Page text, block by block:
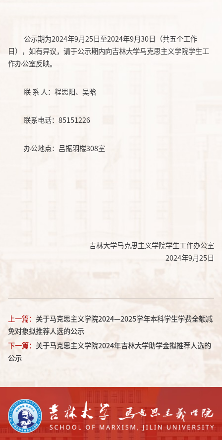
公示期为2024年9月25日至2024年9月30日（共五个工作
日），如有异议，请于公示期内向吉林大学马克思主义学院学生工
作办公室反映。
联系 人：程思阳、吴晗
联系电话： 85151226
办公地点：吕振羽楼308室
吉林大学马克思主义学院学生工作办公室
2024年9月25日
上一篇： 关于马克思主义学院2024—2025学年本科学生学费全额减
免对象拟推荐人选的公示
下一篇： 关于马克思主义学院2024年吉林大学助学金拟推荐人选的
公示